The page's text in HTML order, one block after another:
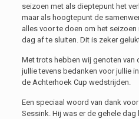
seizoen met als dieptepunt het
maar als hoogtepunt de
alles voor te doen om het seizoen
dag af te sluiten. Dit is zeker
Met trots hebben wij genoten van
jullie tevens bedanken voor jullie
de Achterhoek Cup wedstrijden.
Een speciaal woord van dank
Sessink. Hij was er de gehele dag